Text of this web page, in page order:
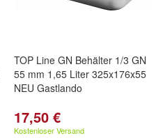
TOP Line GN Behälter 1/3 GN
55 mm 1,65 Liter 325x176x55
NEU Gastlando
17,50 €
Kostenloser Versand